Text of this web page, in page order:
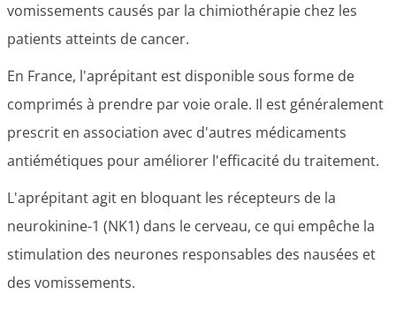
vomissements causés par la chimiothérapie chez les
patients atteints de cancer.
En France, l'aprépitant est disponible sous forme de
comprimés à prendre par voie orale. Il est généralement
prescrit en association avec d'autres médicaments
antiémétiques pour améliorer l'efficacité du traitement.
L'aprépitant agit en bloquant les récepteurs de la
neurokinine-1 (NK1) dans le cerveau, ce qui empêche la
stimulation des neurones responsables des nausées et
des vomissements.